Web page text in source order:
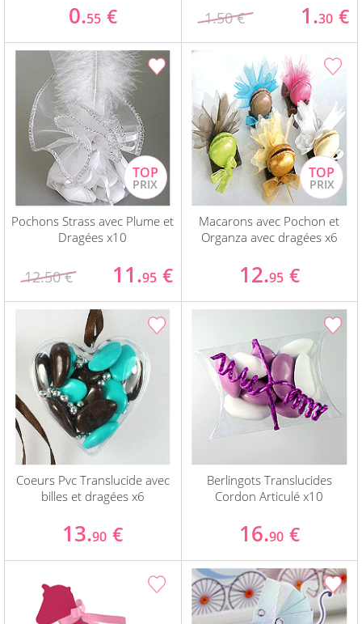
0.55 € 1.50 € 1.30 €
Pochons Strass avec Plume et
Dragées x10
12.50 € 11.95 €
Macarons avec Pochon et
Organza avec dragées x6
12.95 €
Coeurs Pvc Translucide avec
billes et dragées x6
13.90 €
Berlingots Translucides
Cordon Articulé x10
16.90 €